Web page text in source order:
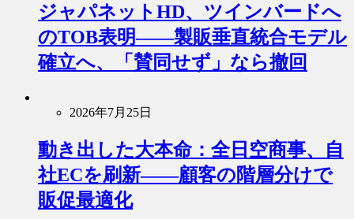
ジャパネットHD、ツインバードへ
のTOB表明――製販垂直統合モデル
確立へ、「賛同せず」なら撤回
2026年7月25日
動き出した大本命：全日空商事、自
社ECを刷新――顧客の階層分けで
販促最適化